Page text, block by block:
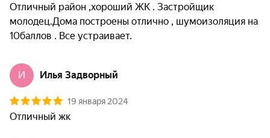
Отличный район ,хороший ЖК . Застройщик
молодец.Дома построены отлично , шумоизоляция на
10баллов . Все устраивает.
И Илья Задворный
19 января 2024
Отличный жк